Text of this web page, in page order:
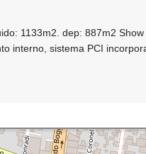
1133m2. dep: 887m2 Show
interno, sistema PCI